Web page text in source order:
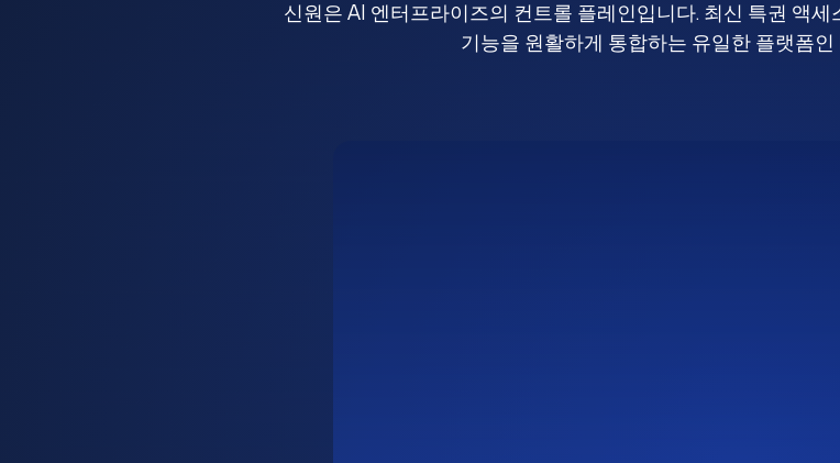
신원은 AI 엔터프라이즈의 컨트롤 플레인입니다. 최신 특권 액
기능을 원활하게 통합하는 유일한 플랫폼인